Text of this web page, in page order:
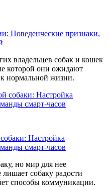
Поведенческие признаки,
владельцев собак и кошек
которой они ожидают
нормальной жизни.
Настройка
смарт-часов
но мир для нее
лишает собаку радости
способы коммуникации.